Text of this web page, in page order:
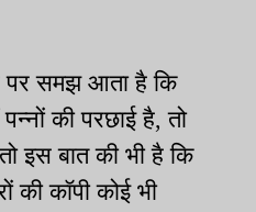
पर समझ आता है कि
की परछाई है, तो
इस बात की भी है कि
की कॉपी कोई भी